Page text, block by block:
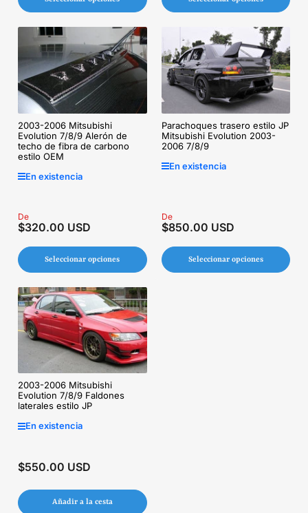
2003-2006 Mitsubishi
Evolution 7/8/9 Alerón de
techo de fibra de carbono
estilo OEM
En existencia
Precio
regular
De
$320.00 USD
Seleccionar opciones
Parachoques trasero estilo JP
Mitsubishi Evolution 2003-
2006 7/8/9
En existencia
Precio
regular
De
$850.00 USD
Seleccionar opciones
2003-2006 Mitsubishi
Evolution 7/8/9 Faldones
laterales estilo JP
En existencia
Precio
$550.00 USD
Añadir a la cesta